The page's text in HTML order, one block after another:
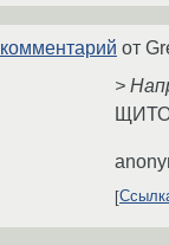
комментарий от
>